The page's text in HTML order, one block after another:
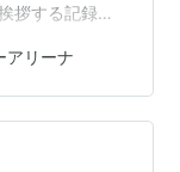
拶する記録で
ット戦にこと
ったら現地に
い場所で呼吸す
せっかく現地
アリーナ